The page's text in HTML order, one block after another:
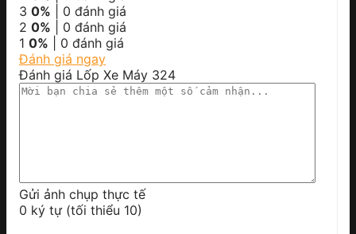
3 0% | 0 đánh giá
2 0% | 0 đánh giá
1 0% | 0 đánh giá
Đánh giá ngay
Đánh giá Lốp Xe Máy 324
Gửi ảnh chụp thực tế
0 ký tự (tối thiểu 10)